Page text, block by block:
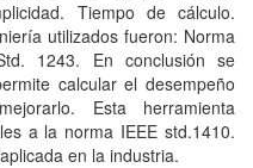
Tiempo de cálculo.
utilizados fueron: Norma
1243. En conclusión se
calcular el desempeño
Esta herramienta
a la norma IEEE std.1410.
en la industria.